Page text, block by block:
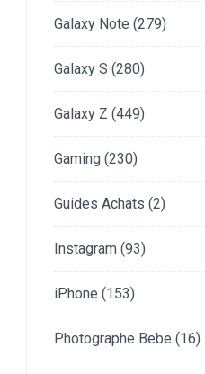
Galaxy Note (279)
Galaxy S (280)
Galaxy Z (449)
Gaming (230)
Guides Achats (2)
Instagram (93)
iPhone (153)
Photographe Bebe (16)